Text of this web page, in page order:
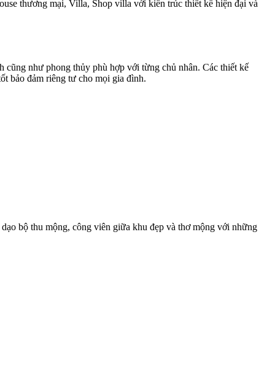
thương mại, Villa, Shop villa với kiến trúc thiết kế hiện đại và
cũng như phong thủy phù hợp với từng chủ nhân. Các thiết kế
bảo đảm riêng tư cho mọi gia đình.
bộ thu mộng, công viên giữa khu đẹp và thơ mộng với những